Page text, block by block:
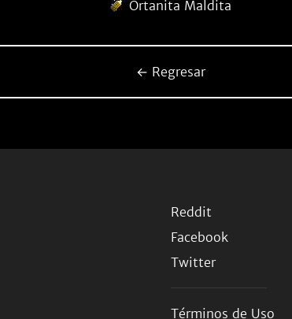
Ortanita Maldita
← Regresar
Reddit
Facebook
Twitter
Términos de Uso